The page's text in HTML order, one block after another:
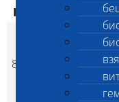
Код
8221
вскрытие
экзотических
животных и
50 кг с утил.)